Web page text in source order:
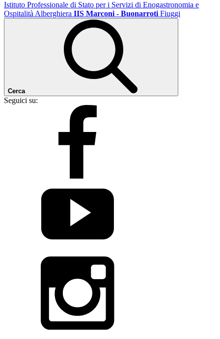
Istituto Professionale di Stato per i Servizi di Enogastronomia e
Ospitalità Alberghiera IIS Marconi - Buonarroti Fiuggi
Cerca
Seguici su: